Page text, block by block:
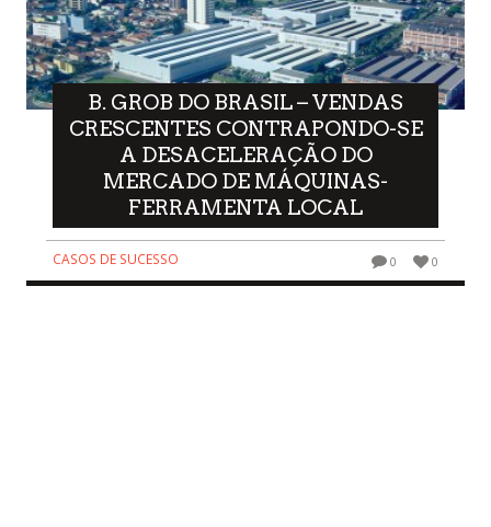
B. GROB DO BRASIL – VENDAS
CRESCENTES CONTRAPONDO-SE
A DESACELERAÇÃO DO
MERCADO DE MÁQUINAS-
FERRAMENTA LOCAL
CASOS DE SUCESSO 0 0